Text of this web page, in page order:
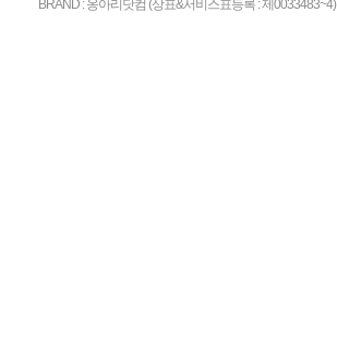
BRAND : 옹아리닷컴 (상표&서비스표등록 : 제0033483~4)